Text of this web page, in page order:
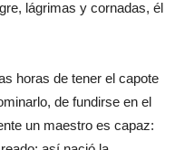
lágrimas y cornadas, él
horas de tener el capote
de fundirse en el
un maestro es capaz: